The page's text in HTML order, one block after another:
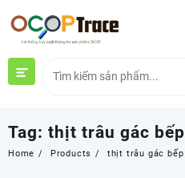
content
Tag: thịt trâu gác bếp
Home Products thịt trâu gác bếp